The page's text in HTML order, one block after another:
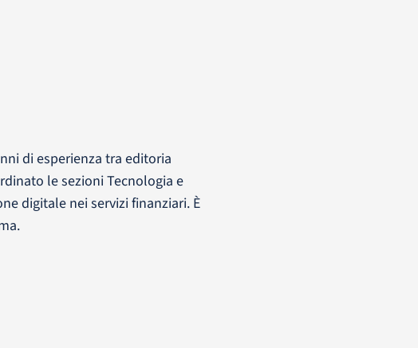
di esperienza tra editoria
le sezioni Tecnologia e
digitale nei servizi finanziari. È